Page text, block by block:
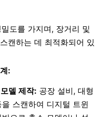
도를 가지며, 장거리 및
캔하는 데 최적화되어 있
:
델 제작: 공장 설비, 대형
스캔하여 디지털 트윈